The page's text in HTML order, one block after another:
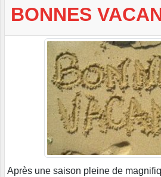
BONNES
Après une saison pleine de